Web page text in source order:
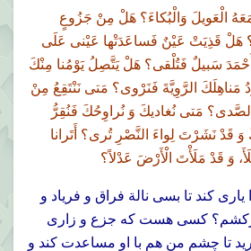
الْعَويلَ وَالْبُكاءَ؟ هَلْ مِنْ جَزُوعٍ
هَلْ قَذِيَتْ عَيْنٌ فَساعَدَتْها عَيْنى عَلَى
أَحْمَدَ سَبيلٌ فَتُلْقى؟ هَلْ يَتَّصِلُ يَوْمُنا مِنْكَ
الرَّوِيَّةَ فَنَرْوى؟ مَتى نَنْتَقِعُ مِنْ
مَتى نُغاديكَ وَ نُراوِحُكَ فَنُقِرُّ
وَ قَدْ نَشَرْتَ لِواءَ النَّصْرِ تُرى؟ أَتَرانا
وَ قَدْ مَلَأْتَ الْأَرْضَ عَدْلاً؟
كند تا بسى نالة فراق و فرياد و
كسى هست كه جزع و زارى
تا چشم من هم با او مساعدت كند و